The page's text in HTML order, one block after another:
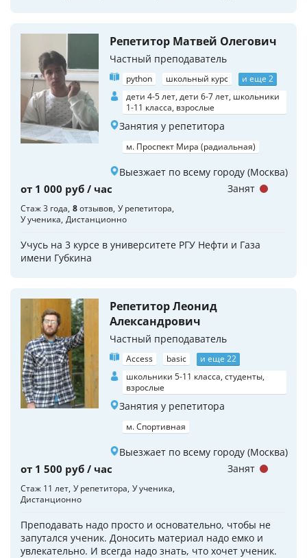
Репетитор Матвей Олегович
Частный преподаватель
python школьный курс
и еще 2
дети 4-5 лет, дети 6-7 лет, школьники
1-11 класса, взрослые
Занятия у репетитора
м. Проспект Мира (радиальная)
Выезжает по всему городу (Москва)
от 1 000 руб / час
Стаж 3 года 8отзывов У репетитора
У ученика Дистанционно
Учусь на 3 курсе в университете РГУ Нефти и Газа
имени Губкина
Занят
Репетитор Леонид
Александрович
Частный преподаватель
Access basic
и еще 22
школьники 5-11 класса, студенты,
взрослые
Занятия у репетитора
м. Спортивная
Выезжает по всему городу (Москва)
от 1 500 руб / час
Стаж 11 лет У репетитора У ученика
Дистанционно
Преподавать надо просто и основательно, чтобы не
запутался ученик. Доносить материал надо емко и
увлекательно. И всегда надо знать, что хочет ученик.
Занят